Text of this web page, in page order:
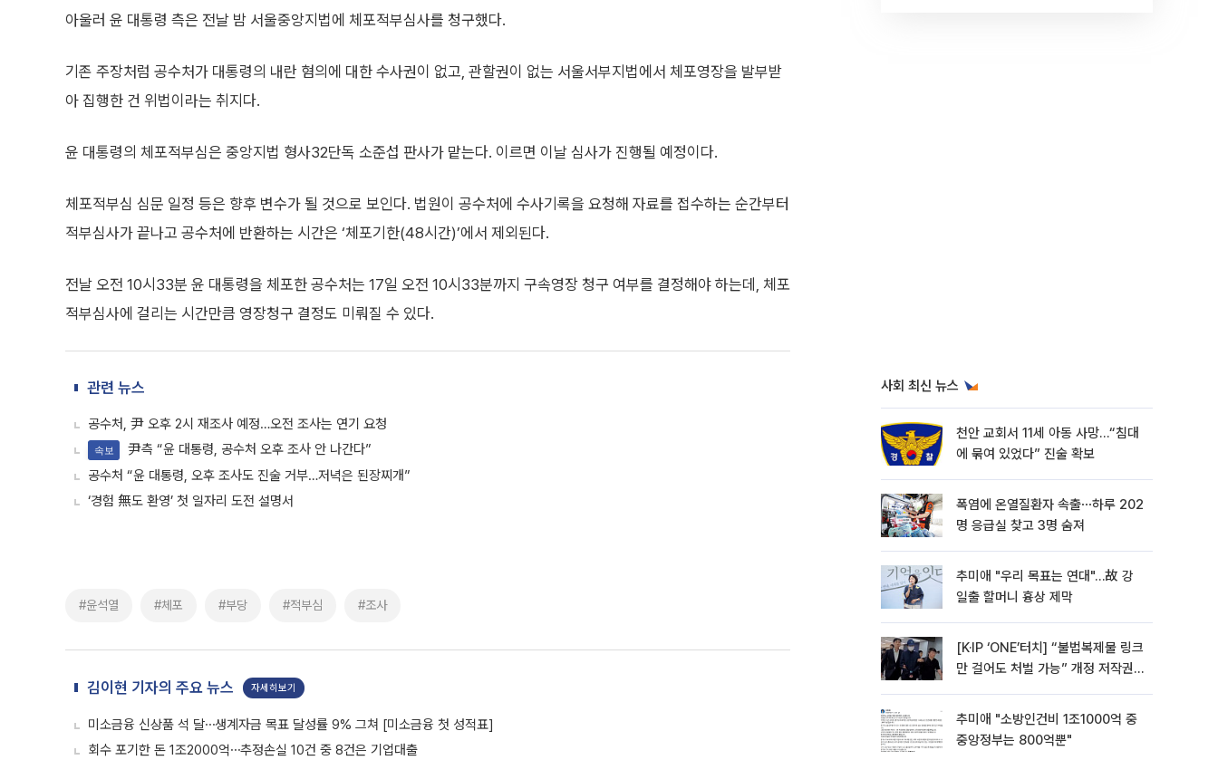
아울러 윤 대통령 측은 전날 밤 서울중앙지법에 체포적부심사를 청구했다.
기존 주장처럼 공수처가 대통령의 내란 혐의에 대한 수사권이 없고, 관할권이 없는 서울서부지법에서 체포영장을 발부받
아 집행한 건 위법이라는 취지다.
윤 대통령의 체포적부심은 중앙지법 형사32단독 소준섭 판사가 맡는다. 이르면 이날 심사가 진행될 예정이다.
체포적부심 심문 일정 등은 향후 변수가 될 것으로 보인다. 법원이 공수처에 수사기록을 요청해 자료를 접수하는 순간부터
적부심사가 끝나고 공수처에 반환하는 시간은 ‘체포기한(48시간)’에서 제외된다.
전날 오전 10시33분 윤 대통령을 체포한 공수처는 17일 오전 10시33분까지 구속영장 청구 여부를 결정해야 하는데, 체포
적부심사에 걸리는 시간만큼 영장청구 결정도 미뤄질 수 있다.
관련 뉴스
공수처, 尹 오후 2시 재조사 예정…오전 조사는 연기 요청
속보
尹측 “윤 대통령, 공수처 오후 조사 안 나간다”
공수처 “윤 대통령, 오후 조사도 진술 거부…저녁은 된장찌개”
‘경험 無도 환영’ 첫 일자리 도전 설명서
#윤석열 #체포 #부당 #적부심 #조사
김이현 기자의 주요 뉴스 자세히보기
미소금융 신상품 석 달⋯생계자금 목표 달성률 9% 그쳐 [미소금융 첫 성적표]
회수 포기한 돈 1조2000억⋯추정손실 10건 중 8건은 기업대출
사회 최신 뉴스
천안 교회서 11세 아동 사망…“침대
에 묶여 있었다” 진술 확보
폭염에 온열질환자 속출⋯하루 202
명 응급실 찾고 3명 숨져
추미애 "우리 목표는 연대"…故 강
일출 할머니 흉상 제막
[K·IP ‘ONE’터치] “불법복제물 링크
만 걸어도 처벌 가능” 개정 저작권
추미애 "소방인건비 1조1000억 중
중앙정부는 800억뿐"